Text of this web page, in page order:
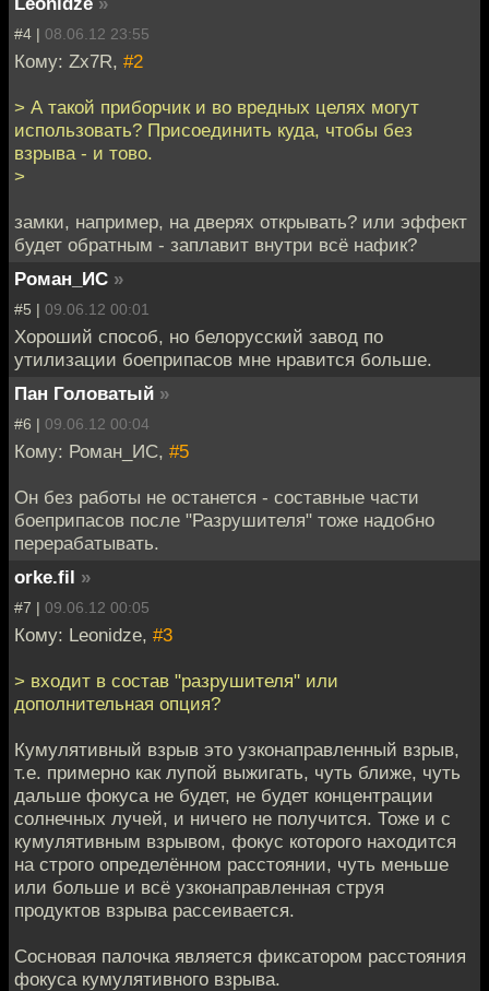
#4 | 08.06.12 23:55
Кому: Zx7R, #2
> А такой приборчик и во вредных целях могут
использовать? Присоединить куда, чтобы без
взрыва - и тово.
>
замки, например, на дверях открывать? или эффект
будет обратным - заплавит внутри всё нафик?
Роман_ИС »
#5 | 09.06.12 00:01
Хороший способ, но белорусский завод по
утилизации боеприпасов мне нравится больше.
Пан Головатый »
#6 | 09.06.12 00:04
Кому: Роман_ИС, #5
Он без работы не останется - составные части
боеприпасов после "Разрушителя" тоже надобно
перерабатывать.
orke.fil »
#7 | 09.06.12 00:05
Кому: Leonidze, #3
> входит в состав "разрушителя" или
дополнительная опция?
Кумулятивный взрыв это узконаправленный взрыв,
т.е. примерно как лупой выжигать, чуть ближе, чуть
дальше фокуса не будет, не будет концентрации
солнечных лучей, и ничего не получится. Тоже и с
кумулятивным взрывом, фокус которого находится
на строго определённом расстоянии, чуть меньше
или больше и всё узконаправленная струя
продуктов взрыва рассеивается.
Сосновая палочка является фиксатором расстояния
фокуса кумулятивного взрыва.